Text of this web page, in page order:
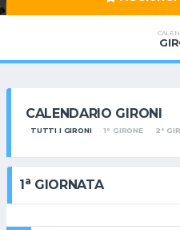
CALENDARIO GIRONI
TUTTI I GIRONI 1° GIRONE 2°
1a GIORNATA